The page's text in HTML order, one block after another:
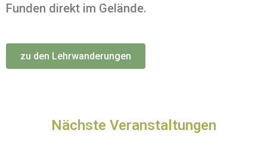
Funden direkt im Gelände.
zu den Lehrwanderungen
Nächste Veranstaltungen